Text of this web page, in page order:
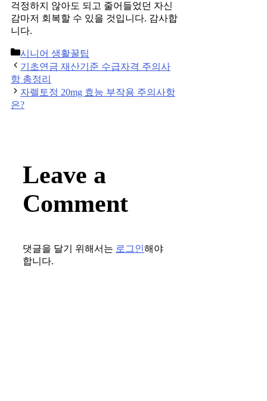
걱정하지 않아도 되고 줄어들었던 자신
감마저 회복할 수 있을 것입니다. 감사합
니다.
Categories
시니어 생활꿀팁
Post
navigation
기초연금 재산기준 수급자격 주의사
항 총정리
자렐토정 20mg 효능 부작용 주의사항
은?
Leave a
Comment
댓글을 달기 위해서는 로그인해야
합니다.